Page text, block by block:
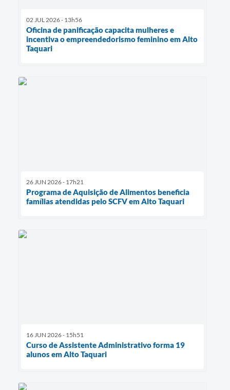
02 JUL 2026 - 13h56
Oficina de panificação capacita mulheres e
incentiva o empreendedorismo feminino em Alto
Taquari
26 JUN 2026 - 17h21
Programa de Aquisição de Alimentos beneficia
famílias atendidas pelo SCFV em Alto Taquari
16 JUN 2026 - 15h51
Curso de Assistente Administrativo forma 19
alunos em Alto Taquari